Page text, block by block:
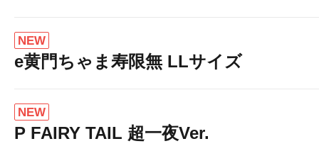
NEW
e黄門ちゃま寿限無 LLサイズ
NEW
P FAIRY TAIL 超一夜Ver.